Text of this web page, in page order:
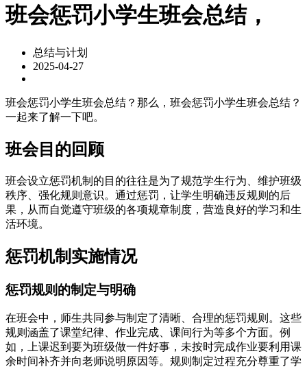
班会惩罚小学生班会总结，
总结与计划
2025-04-27
班会惩罚小学生班会总结？那么，班会惩罚小学生班会总结？
一起来了解一下吧。
班会目的回顾
班会设立惩罚机制的目的往往是为了规范学生行为、维护班级
秩序、强化规则意识。通过惩罚，让学生明确违反规则的后
果，从而自觉遵守班级的各项规章制度，营造良好的学习和生
活环境。
惩罚机制实施情况
惩罚规则的制定与明确
在班会中，师生共同参与制定了清晰、合理的惩罚规则。这些
规则涵盖了课堂纪律、作业完成、课间行为等多个方面。例
如，上课迟到要为班级做一件好事，未按时完成作业要利用课
余时间补齐并向老师说明原因等。规则制定过程充分尊重了学